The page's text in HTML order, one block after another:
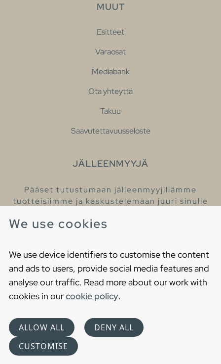
We use cookies
We use device identifiers to customise the content
and ads to users, provide social media features and
analyse our traffic. Read more about our work with
cookies in ourcookie policy.
ALLOW ALL
DENY ALL
CUSTOMISE
MUUT
Esitteet
Varaosat
Mediabank
Ota yhteyttä
Takuu
Saavutettavuusseloste
JÄLLEENMYYJÄ
Pääset tutustumaan jälleenmyyjillämme
tuotteisiimme ja keskustelemaan juuri sinulle
Cookies
Privacy statement
Choose language